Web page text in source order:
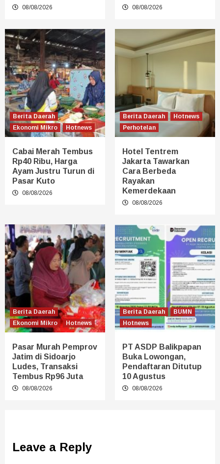
08/08/2026 08/08/2026
Berita Daerah
Ekonomi Mikro
Hotnews
Cabai Merah Tembus
Rp40 Ribu, Harga
Ayam Justru Turun di
Pasar Kuto
08/08/2026
Berita Daerah
Hotnews
Perhotelan
Hotel Tentrem
Jakarta Tawarkan
Cara Berbeda
Rayakan
Kemerdekaan
08/08/2026
Berita Daerah
Ekonomi Mikro
Hotnews
Pasar Murah Pemprov
Jatim di Sidoarjo
Ludes, Transaksi
Tembus Rp96 Juta
08/08/2026
Berita Daerah
BUMN
Hotnews
PT ASDP Balikpapan
Buka Lowongan,
Pendaftaran Ditutup
10 Agustus
08/08/2026
Leave a Reply